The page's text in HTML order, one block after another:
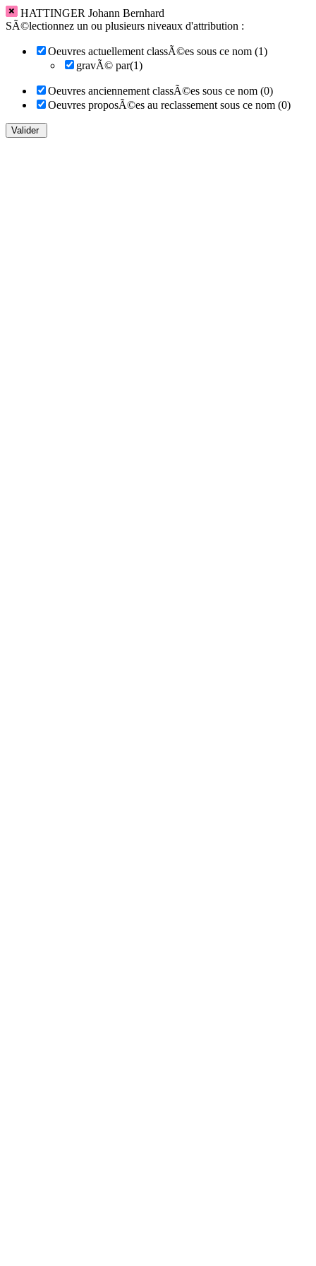
HATTINGER Johann Bernhard
SÃ©lectionnez un ou plusieurs niveaux d'attribution :
Oeuvres actuellement classÃ©es sous ce nom (1)
gravÃ© par(1)
Oeuvres anciennement classÃ©es sous ce nom (0)
Oeuvres proposÃ©es au reclassement sous ce nom (0)
Valider